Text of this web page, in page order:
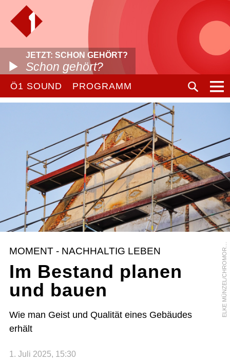
JETZT: SCHON GEHÖRT?
Schon gehört?
Ö1 SOUND PROGRAMM
E
L
K
E
M
Ü
N
Z
E
L
/
C
H
R
O
M
O
R
A
N
G
E
/
P
I
C
T
U
R
E
D
E
S
K
.
C
O
M
MOMENT - NACHHALTIG LEBEN
Im Bestand planen
und bauen
Wie man Geist und Qualität eines Gebäudes
erhält
1. Juli 2025, 15:30